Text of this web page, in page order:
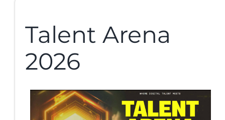
Talent Arena
2026